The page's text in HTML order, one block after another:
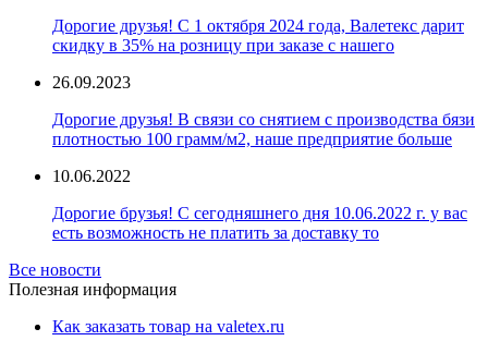
Дорогие друзья! С 1 октября 2024 года, Валетекс дарит
скидку в 35% на розницу при заказе с нашего
26.09.2023
Дорогие друзья! В связи со снятием с производства бязи
плотностью 100 грамм/м2, наше предприятие больше
10.06.2022
Дорогие брузья! С сегодняшнего дня 10.06.2022 г. у вас
есть возможность не платить за доставку то
Все новости
Полезная информация
Как заказать товар на valetex.ru